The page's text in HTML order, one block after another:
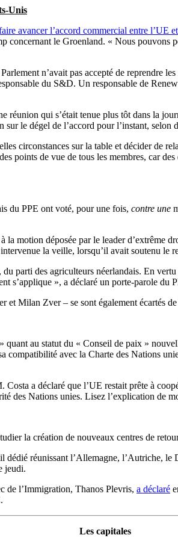
Unis
avancer l’accord commercial entre l’UE
concernant le Groenland. « Nous pouvons
n’avait pas accepté de reprendre
du S&D. Un responsable de
réunion qui s’était tenue plus tôt dans la
le dégel de l’accord pour l’instant, selon
circonstances sur la table et décider de
points de vue de tous les membres, car
du PPE ont voté, pour une fois, contre une
motion déposée par le leader d’extrême
la veille, lorsqu’il avait soutenu le
parti des agriculteurs néerlandais. En
s’applique », a déclaré un porte-parole du
Milan Zver – se sont également écartés
» quant au statut du « Conseil de paix »
compatibilité avec la Charte des Nations
Costa a déclaré que l’UE restait prête à
des Nations unies. Lisez l’explication de
la création de nouveaux centres de
réunissant l’Allemagne, l’Autriche,
jeudi.
de l’Immigration, Thanos Plevris, a déclaré
Les capitales